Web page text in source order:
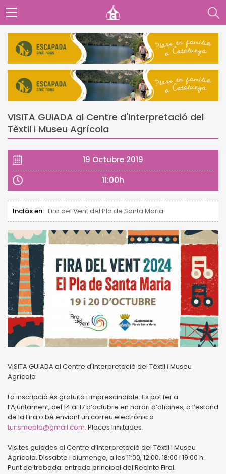
VISITA GUIADA al Centre d'Interpretació del
Tèxtil i Museu Agrícola
19 Octubre 2019
11:00h
Inclòs en: Fira del Vent del Pla de Santa Maria
VISITA GUIADA al Centre d'Interpretació del Tèxtil i Museu
Agrícola
La inscripció és gratuïta i imprescindible. Es pot fer a
l’Ajuntament, del 14 al 17 d’octubre en horari d’oficines, a l’estand
de la Fira o bé enviant un correu electrònic a
turismepla@gmail.com. Places limitades.
Visites guiades al Centre d’Interpretació del Tèxtil i Museu
Agrícola. Dissabte i diumenge, a les 11:00, 12:00, 18:00 i 19:00 h.
Punt de trobada: entrada principal del Recinte Firal.